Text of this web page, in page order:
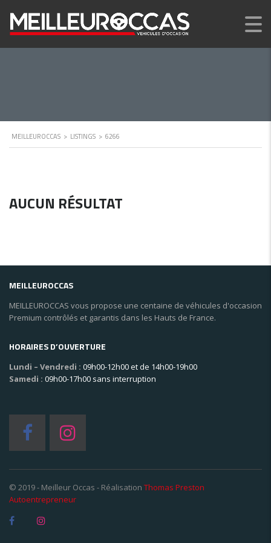
MEILLEUROCCAS > LISTINGS > 6266
AUCUN RÉSULTAT
MEILLEUROCCAS
MEILLEUROCCAS vous propose une centaine de véhicules d'occasion
Premium contrôlés et garantis dans les Hauts de France.
HORAIRES D’OUVERTURE
Lundi – Vendredi : 09h00-12h00 et de 14h00-19h00
Samedi : 09h00-17h00 sans interruption
© 2019 - Meilleur Occas - Réalisation Thomas Preston
Autoentrepreneur